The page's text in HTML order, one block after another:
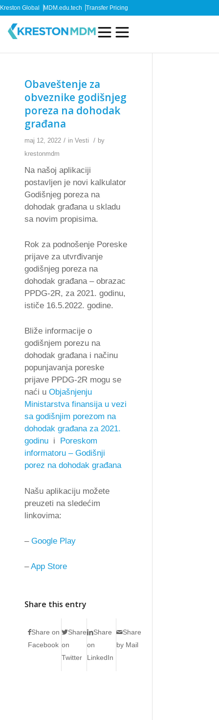
Kreston Global MDM.edu.tech Transfer Pricing
Obaveštenje za
obveznike godišnjeg
poreza na dohodak
građana
maj 12, 2022 / in Vesti / by
krestonmdm
Na našoj aplikaciji
postavljen je novi kalkulator
Godišnjeg poreza na
dohodak građana u skladu
sa novim propisima.
Rok za podnošenje Poreske
prijave za utvrđivanje
godišnjeg poreza na
dohodak građana – obrazac
PPDG-2R, za 2021. godinu,
ističe 16.5.2022. godine.
Bliže informacije o
godišnjem porezu na
dohodak građana i načinu
popunjavanja poreske
prijave PPDG-2R mogu se
naći u Objašnjenju
Ministarstva finansija u vezi
sa godišnjim porezom na
dohodak građana za 2021.
godinu i
Poreskom
informatoru – Godišnji
porez na dohodak građana
Našu aplikaciju možete
preuzeti na sledećim
linkovima:
– Google Play
–App Store
Share this entry
Share on
Facebook
Share
on
Twitter
Share
on
LinkedIn
Share
by Mail